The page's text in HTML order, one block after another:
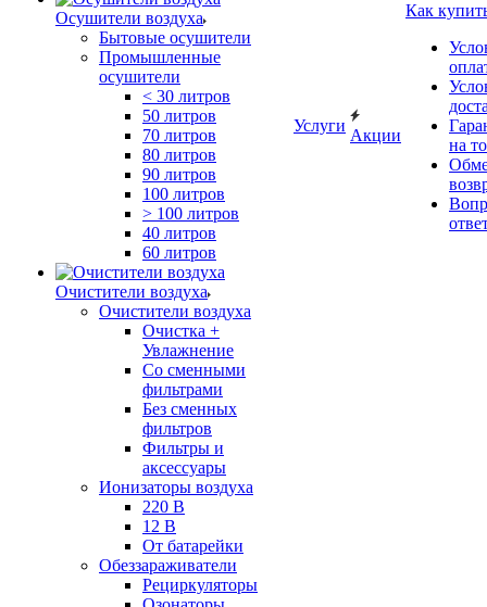
Осушители воздуха
Бытовые осушители
Промышленные
осушители
< 30 литров
50 литров
70 литров
80 литров
90 литров
100 литров
> 100 литров
40 литров
60 литров
Очистители воздуха
Очистители воздуха
Очистка +
Увлажнение
Cо сменными
фильтрами
Без сменных
фильтров
Фильтры и
аксессуары
Ионизаторы воздуха
220 В
12 В
От батарейки
Обеззараживатели
Рециркуляторы
Услуги
Акции
Как
на